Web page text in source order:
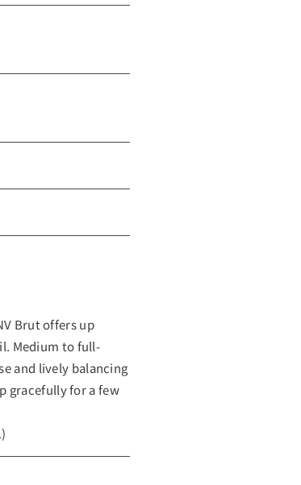
Brut offers up
Medium to full-
and lively balancing
gracefully for a few